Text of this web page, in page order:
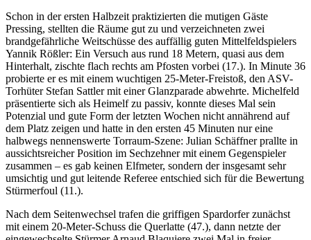
Schon in der ersten Halbzeit praktizierten die mutigen Gäste
Pressing, stellten die Räume gut zu und verzeichneten zwei
brandgefährliche Weitschüsse des auffällig guten Mittelfeldspielers
Yannik Rößler: Ein Versuch aus rund 18 Metern, quasi aus dem
Hinterhalt, zischte flach rechts am Pfosten vorbei (17.). In Minute 36
probierte er es mit einem wuchtigen 25-Meter-Freistoß, den ASV-
Torhüter Stefan Sattler mit einer Glanzparade abwehrte. Michelfeld
präsentierte sich als Heimelf zu passiv, konnte dieses Mal sein
Potenzial und gute Form der letzten Wochen nicht annährend auf
dem Platz zeigen und hatte in den ersten 45 Minuten nur eine
halbwegs nennenswerte Torraum-Szene: Julian Schäffner prallte in
aussichtsreicher Position im Sechzehner mit einem Gegenspieler
zusammen – es gab keinen Elfmeter, sondern der insgesamt sehr
umsichtig und gut leitende Referee entschied sich für die Bewertung
Stürmerfoul (11.).
Nach dem Seitenwechsel trafen die griffigen Spardorfer zunächst
mit einem 20-Meter-Schuss die Querlatte (47.), dann netzte der